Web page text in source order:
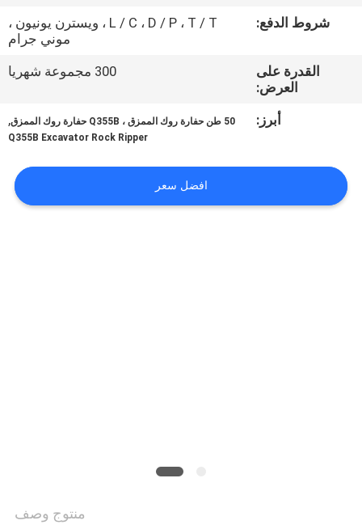
مراقبة
اقتباس
شروط الدفع:
L / C ، D / P ، T / T ، ويسترن يونيون ،
موني جرام
القدرة على
العرض:
300 مجموعة شهريا
أبرز: 50 طن حفارة روك الممزق ، Q355B حفارة روك الممزق ,
Q355B Excavator Rock Ripper
افضل سعر
منتوج وصف